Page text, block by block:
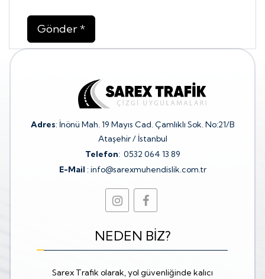
Adres: İnönü Mah. 19 Mayıs Cad. Çamlıklı Sok. No:21/B
Ataşehir / İstanbul
Telefon: 0532 064 13 89
E-Mail :info@sarexmuhendislik.com.tr
NEDEN BİZ?
Sarex Trafik olarak, yol güvenliğinde kalıcı